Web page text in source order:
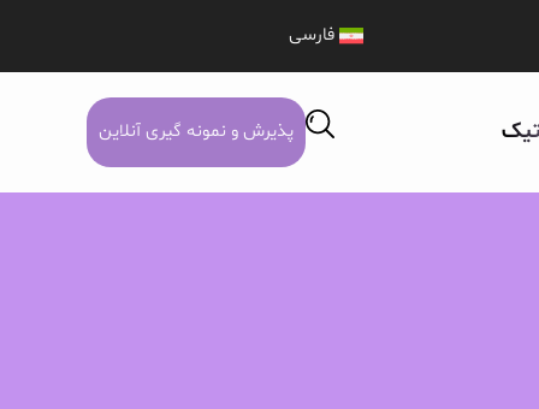
فارسی
پذیرش و نمونه گیری آنلاین